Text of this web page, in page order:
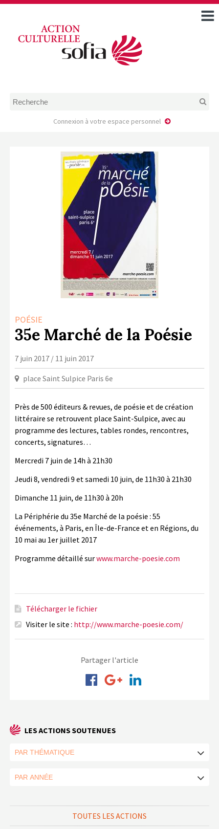
DOSSIERS DE DEMANDE
FAIRE UNE DEMANDE D’AIDE
MODÈLE D’ACCORD DE
PRESTATION
AUTEUR/PORTEUR DE
PROJET
LA CULTURE AVEC LA COPIE
PRIVÉE
RAPPORT 2019 DE L’ACTION
CULTURELLE
Connexion à votre espace personnel
POÉSIE
35e Marché de la Poésie
7 juin 2017 / 11 juin 2017
place Saint Sulpice Paris 6e
Près de 500 éditeurs & revues, de poésie et de création
littéraire se retrouvent place Saint-Sulpice, avec au
programme des lectures, tables rondes, rencontres,
concerts, signatures…
Mercredi 7 juin de 14h à 21h30
Jeudi 8, vendredi 9 et samedi 10 juin, de 11h30 à 21h30
Dimanche 11 juin, de 11h30 à 20h
La Périphérie du 35e Marché de la poésie : 55
événements, à Paris, en Île-de-France et en Régions, du
10 mai au 1er juillet 2017
Programme détaillé surwww.marche-poesie.com
Télécharger le fichier
Visiter le site : http://www.marche-poesie.com/
Partager l'article
LES ACTIONS SOUTENUES
TOUTES LES ACTIONS